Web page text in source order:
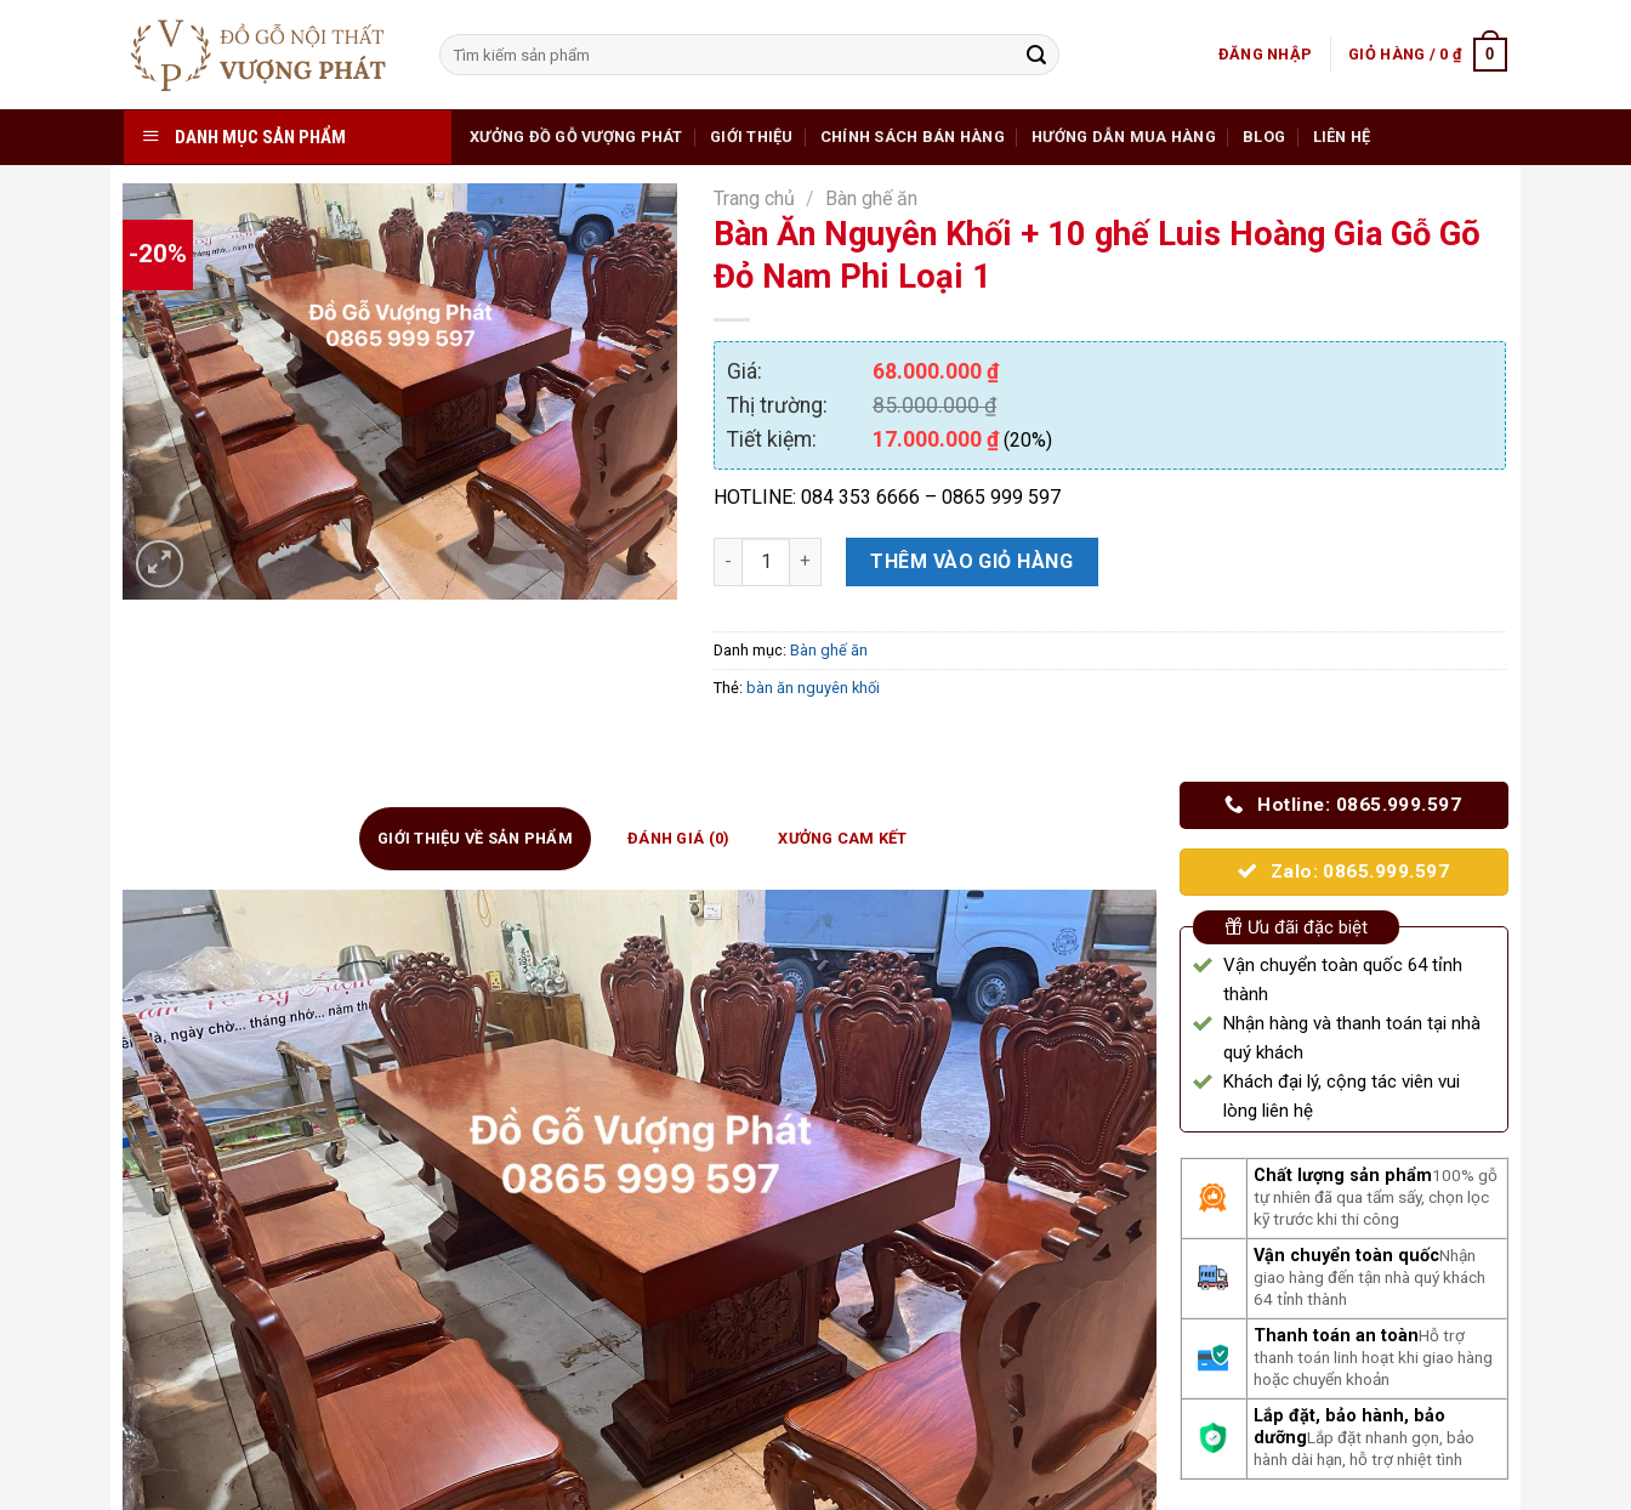
Tìm
kiếm:
ĐĂNG NHẬP GIỎ HÀNG / 0 ₫ 0
DANH MỤC SẢN PHẨM XƯỞNG ĐỒ GỖ VƯỢNG PHÁT GIỚI THIỆU CHÍNH SÁCH BÁN HÀNG HƯỚNG DẪN MUA HÀNG BLOG LIÊN HỆ
-20%
Trang chủ / Bàn ghế ăn
Bàn Ăn Nguyên Khối + 10 ghế Luis Hoàng Gia Gỗ Gõ
Đỏ Nam Phi Loại 1
Giá: 68.000.000₫
Thị trường:
85.000.000₫
Tiết kiệm:
17.000.000₫(20%)
HOTLINE: 084 353 6666 – 0865 999 597
Bàn Ăn Nguyên Khối + 10 ghế Luis Hoàng Gia Gỗ Gõ Đỏ Nam Phi Loại 1 số lượng
THÊM VÀO GIỎ HÀNG
Danh mục:Bàn ghế ăn
Thẻ:bàn ăn nguyên khối
GIỚI THIỆU VỀ SẢN PHẨM ĐÁNH GIÁ (0) XƯỞNG CAM KẾT
Hotline: 0865.999.597
Zalo: 0865.999.597
Ưu đãi đặc biệt
Vận chuyển toàn quốc 64 tỉnh
thành
Nhận hàng và thanh toán tại nhà
quý khách
Khách đại lý, cộng tác viên vui
lòng liên hệ
Chất lượng sản phẩm100% gỗ
tự nhiên đã qua tẩm sấy, chọn lọc
kỹ trước khi thi công
Vận chuyển toàn quốcNhận
giao hàng đến tận nhà quý khách
64 tỉnh thành
Thanh toán an toànHỗ trợ
thanh toán linh hoạt khi giao hàng
hoặc chuyển khoản
Lắp đặt, bảo hành, bảo
dưỡngLắp đặt nhanh gọn, bảo
hành dài hạn, hỗ trợ nhiệt tình